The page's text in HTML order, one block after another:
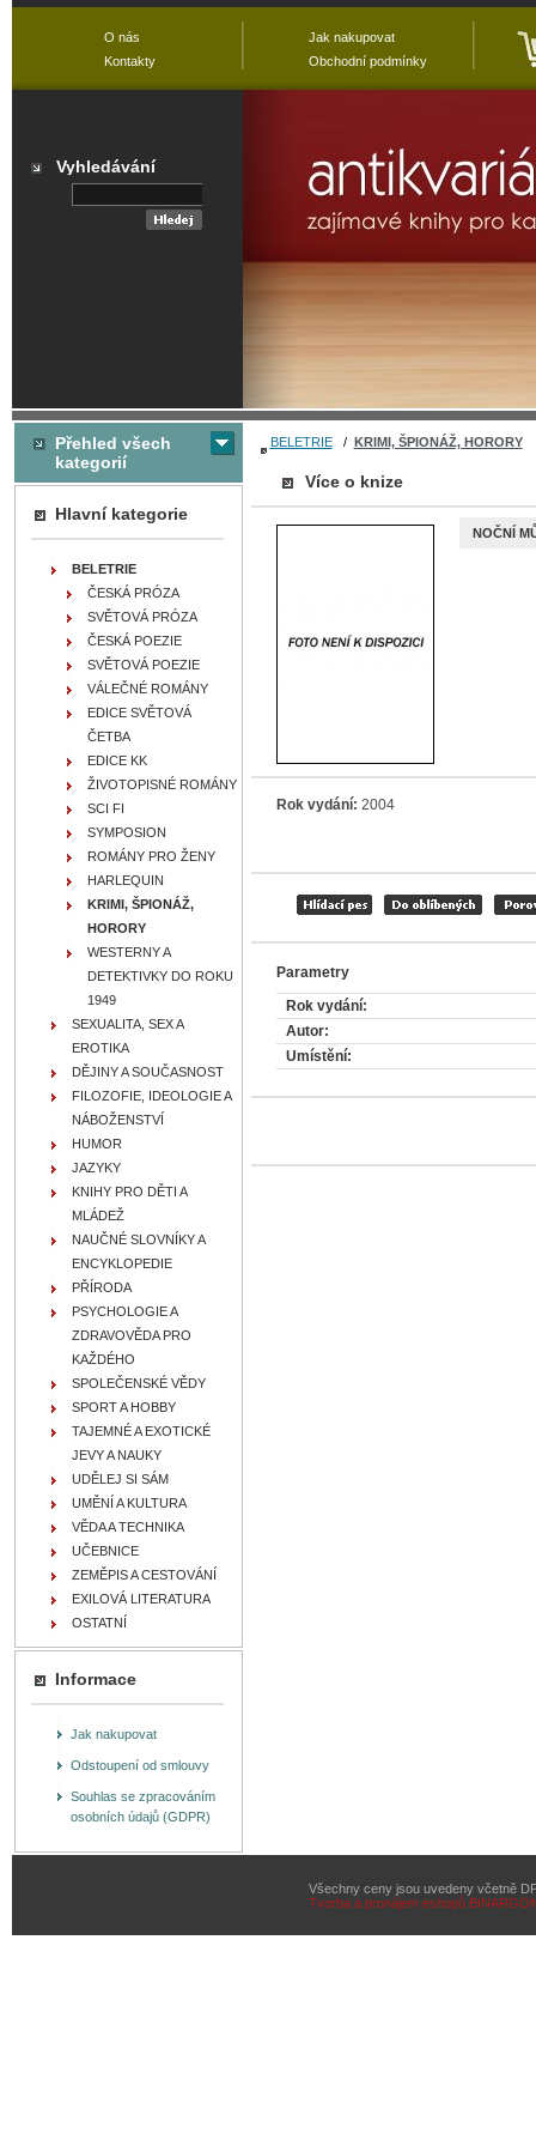
BELETRIE/ KRIMI, ŠPIONÁŽ, HORORY
Více o knize
NOČNÍ
Rok vydání: 2004
Parametry
Rok vydání:
Autor:
Umístění:
Přehled všech
kategorií
Hlavní kategorie
BELETRIE
ČESKÁ PRÓZA
SVĚTOVÁ PRÓZA
ČESKÁ POEZIE
SVĚTOVÁ POEZIE
VÁLEČNÉ ROMÁNY
EDICE SVĚTOVÁ
ČETBA
EDICE KK
ŽIVOTOPISNÉ ROMÁNY
SCI FI
SYMPOSION
ROMÁNY PRO ŽENY
HARLEQUIN
KRIMI, ŠPIONÁŽ,
HORORY
WESTERNY A
DETEKTIVKY DO ROKU
1949
SEXUALITA, SEX A
EROTIKA
DĚJINY A SOUČASNOST
FILOZOFIE, IDEOLOGIE A
NÁBOŽENSTVÍ
HUMOR
JAZYKY
KNIHY PRO DĚTI A
MLÁDEŽ
NAUČNÉ SLOVNÍKY A
ENCYKLOPEDIE
PŘÍRODA
PSYCHOLOGIE A
ZDRAVOVĚDA PRO
KAŽDÉHO
SPOLEČENSKÉ VĚDY
SPORT A HOBBY
TAJEMNÉ A EXOTICKÉ
JEVY A NAUKY
UDĚLEJ SI SÁM
UMĚNÍ A KULTURA
VĚDA A TECHNIKA
UČEBNICE
ZEMĚPIS A CESTOVÁNÍ
EXILOVÁ LITERATURA
OSTATNÍ
Informace
Jak nakupovat
Odstoupení od smlouvy
Souhlas se zpracováním
osobních údajů (GDPR)
Všechny ceny jsou uvedeny včetně
Tvorba a pronájem eshopů
O nás
Kontakty
Jak nakupovat
Obchodní podmínky
Vyhledávání